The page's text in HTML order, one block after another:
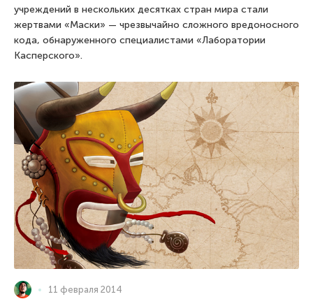
учреждений в нескольких десятках стран мира стали
жертвами «Маски» — чрезвычайно сложного вредоносного
кода, обнаруженного специалистами «Лаборатории
Касперского».
11 февраля 2014